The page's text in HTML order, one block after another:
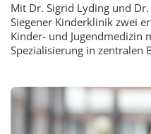
Mit Dr. Sigrid Lyding und
Siegener Kinderklinik zwei
Kinder- und Jugendmedizin
Spezialisierung in zentralen